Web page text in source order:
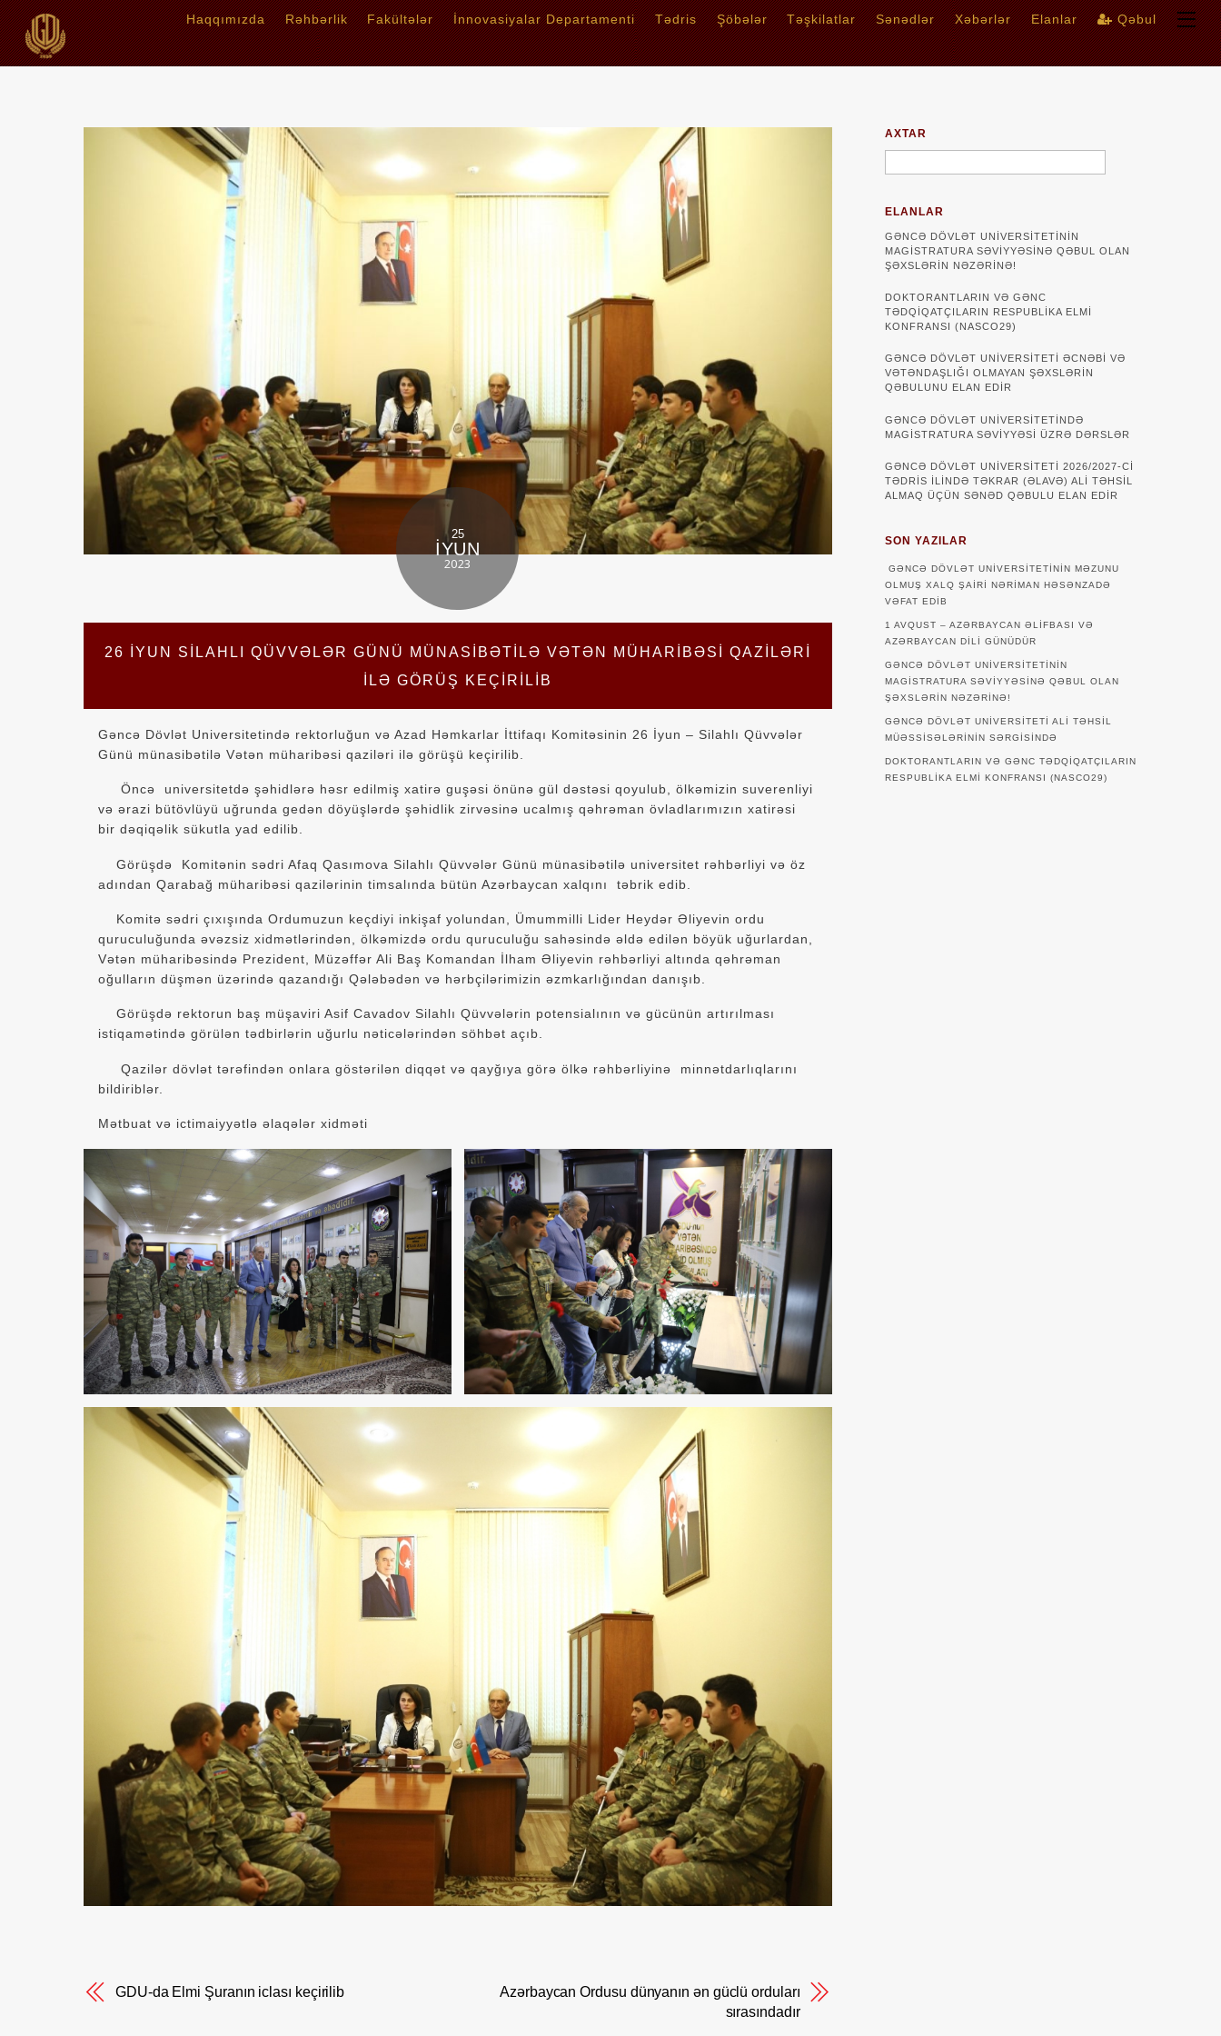
Haqqımızda Rəhbərlik Fakültələr İnnovasiyalar Departamenti Tədris Şöbələr Təşkilatlar Sənədlər Xəbərlər Elanlar Qəbul
25
İYUN
2023
26 IYUN SILAHLI QÜVVƏLƏR GÜNÜ MÜNASIBƏTILƏ VƏTƏN MÜHARIBƏSI QAZILƏRI
ILƏ GÖRÜŞ KEÇIRILIB
Gəncə Dövlət Universitetində rektorluğun və Azad Həmkarlar İttifaqı Komitəsinin 26 İyun – Silahlı Qüvvələr
Günü münasibətilə Vətən müharibəsi qaziləri ilə görüşü keçirilib.
Öncə universitetdə şəhidlərə həsr edilmiş xatirə guşəsi önünə gül dəstəsi qoyulub, ölkəmizin suverenliyi
və ərazi bütövlüyü uğrunda gedən döyüşlərdə şəhidlik zirvəsinə ucalmış qəhrəman övladlarımızın xatirəsi
bir dəqiqəlik sükutla yad edilib.
Görüşdə Komitənin sədri Afaq Qasımova Silahlı Qüvvələr Günü münasibətilə universitet rəhbərliyi və öz
adından Qarabağ müharibəsi qazilərinin timsalında bütün Azərbaycan xalqını təbrik edib.
Komitə sədri çıxışında Ordumuzun keçdiyi inkişaf yolundan, Ümummilli Lider Heydər Əliyevin ordu
quruculuğunda əvəzsiz xidmətlərindən, ölkəmizdə ordu quruculuğu sahəsində əldə edilən böyük uğurlardan,
Vətən müharibəsində Prezident, Müzəffər Ali Baş Komandan İlham Əliyevin rəhbərliyi altında qəhrəman
oğulların düşmən üzərində qazandığı Qələbədən və hərbçilərimizin əzmkarlığından danışıb.
Görüşdə rektorun baş müşaviri Asif Cavadov Silahlı Qüvvələrin potensialının və gücünün artırılması
istiqamətində görülən tədbirlərin uğurlu nəticələrindən söhbət açıb.
Qazilər dövlət tərəfindən onlara göstərilən diqqət və qayğıya görə ölkə rəhbərliyinə minnətdarlıqlarını
bildiriblər.
Mətbuat və ictimaiyyətlə əlaqələr xidməti
GDU-da Elmi Şuranın iclası keçirilib
Azərbaycan Ordusu dünyanın ən güclü orduları
sırasındadır
AXTAR
ELANLAR
GƏNCƏ DÖVLƏT UNIVERSITETININ
MAGISTRATURA SƏVIYYƏSINƏ QƏBUL OLAN
ŞƏXSLƏRIN NƏZƏRINƏ!
DOKTORANTLARIN VƏ GƏNC
TƏDQİQATÇILARIN RESPUBLİKA ELMİ
KONFRANSI (NASCO29)
GƏNCƏ DÖVLƏT UNIVERSITETI ƏCNƏBI VƏ
VƏTƏNDAŞLIĞI OLMAYAN ŞƏXSLƏRIN
QƏBULUNU ELAN EDIR
GƏNCƏ DÖVLƏT UNIVERSITETINDƏ
MAGISTRATURA SƏVIYYƏSI ÜZRƏ DƏRSLƏR
GƏNCƏ DÖVLƏT UNİVERSİTETİ 2026/2027-Cİ
TƏDRİS İLİNDƏ TƏKRAR (ƏLAVƏ) ALİ TƏHSİL
ALMAQ ÜÇÜN SƏNƏD QƏBULU ELAN EDİR
SON YAZILAR
GƏNCƏ DÖVLƏT UNIVERSITETININ MƏZUNU
OLMUŞ XALQ ŞAIRI NƏRIMAN HƏSƏNZADƏ
VƏFAT EDIB
1 AVQUST – AZƏRBAYCAN ƏLIFBASI VƏ
AZƏRBAYCAN DILI GÜNÜDÜR
GƏNCƏ DÖVLƏT UNIVERSITETININ
MAGISTRATURA SƏVIYYƏSINƏ QƏBUL OLAN
ŞƏXSLƏRIN NƏZƏRINƏ!
GƏNCƏ DÖVLƏT UNIVERSITETI ALI TƏHSIL
MÜƏSSISƏLƏRININ SƏRGISINDƏ
DOKTORANTLARIN VƏ GƏNC TƏDQİQATÇILARIN
RESPUBLİKA ELMİ KONFRANSI (NASCO29)